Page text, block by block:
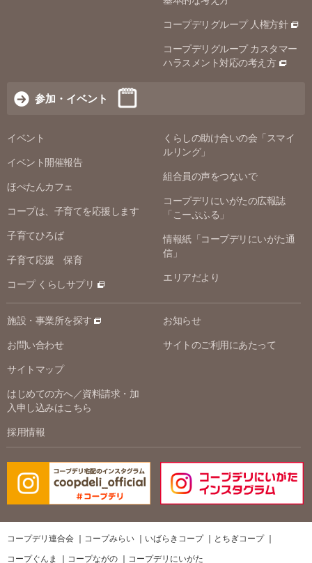
コープデリグループ 人権方針
コープデリグループ カスタマー
ハラスメント対応の考え方
参加・イベント
イベント
イベント開催報告
ほぺたんカフェ
コープは、子育てを応援します
子育てひろば
子育て応援 保育
コープ くらしサプリ
くらしの助け合いの会「スマイ
ルリング」
組合員の声をつないで
コープデリにいがたの広報誌
「こーぷふる」
情報紙「コープデリにいがた通
信」
エリアだより
施設・事業所を探す
お問い合わせ
サイトマップ
はじめての方へ／資料請求・加
入申し込みはこちら
採用情報
お知らせ
サイトのご利用にあたって
コープデリ連合会 コープみらい いばらきコープ とちぎコープ
コープぐんま コープながの コープデリにいがた